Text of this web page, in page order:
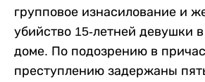
групповое изнасилование и
убийство 15-летней девушки
доме. По подозрению в
преступлению задержаны